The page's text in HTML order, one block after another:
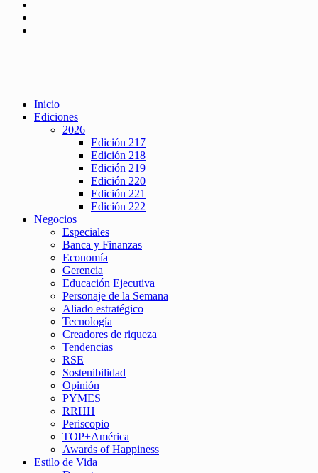
Inicio
Ediciones
2026
Edición 217
Edición 218
Edición 219
Edición 220
Edición 221
Edición 222
Negocios
Especiales
Banca y Finanzas
Economía
Gerencia
Educación Ejecutiva
Personaje de la Semana
Aliado estratégico
Tecnología
Creadores de riqueza
Tendencias
RSE
Sostenibilidad
Opinión
PYMES
RRHH
Periscopio
TOP+América
Awards of Happiness
Estilo de Vida